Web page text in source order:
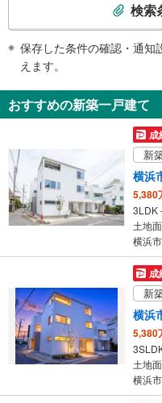
・ＡＥＤ
知
を
け
取
る
・
条
イ
ペ
ー
ジ
に
存
検索
保存した条件の確認・通知
えます。
おすすめの新築一戸建て
成
新
横浜
5,380
3LDK
土地
成
新
横浜
5,380
土地